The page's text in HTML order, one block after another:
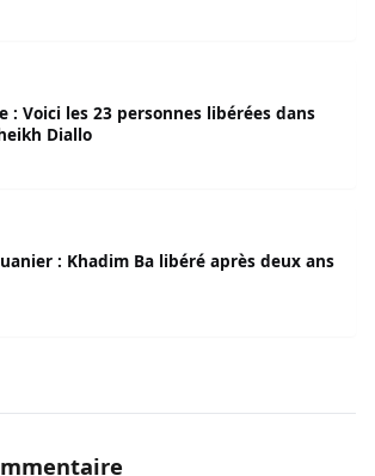
: Voici les 23 personnes libérées dans
Diallo
: Khadim Ba libéré après deux ans